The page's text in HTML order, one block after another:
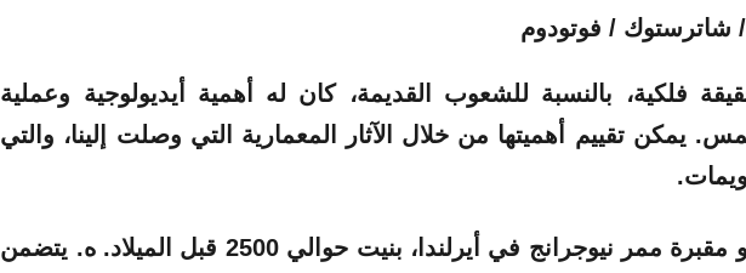
/ شاترستوك / فوتودوم
فلكية، بالنسبة للشعوب القديمة، كان له أهمية أيديولوجية وعملية
يمكن تقييم أهميتها من خلال الآثار المعمارية التي وصلت إلينا، والتي
مقبرة ممر نيوجرانج في أيرلندا
، بنيت حوالي 2500 قبل الميلاد. ه. يتضمن